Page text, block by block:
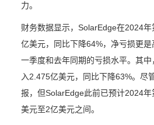
力。
财务数据显示，SolarEdge在2024
亿美元，同比下降64%，净亏损更
一季度和去年同期的亏损水平。其中
入2.475亿美元，同比下降63%。尽
报，但SolarEdge此前已预计2024
美元至2亿美元之间。